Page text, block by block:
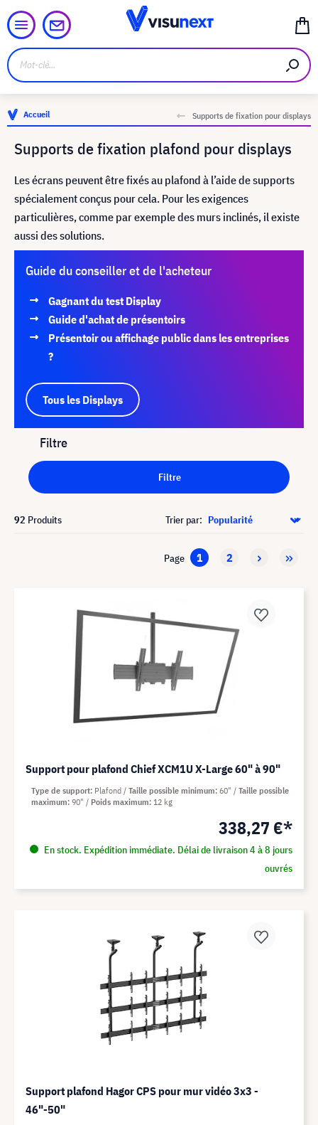
Accueil Supports de fixation pour displays
Supports de fixation plafond pour displays
Les écrans peuvent être fixés au plafond à l’aide de supports
spécialement conçus pour cela. Pour les exigences
particulières, comme par exemple des murs inclinés, il existe
aussi des solutions.
Guide du conseiller et de l'acheteur
Gagnant du test Display
Guide d'achat de présentoirs
Présentoir ou affichage public dans les entreprises
?
Tous les Displays
Filtre
Filtre
92 Produits Trier par:
Page 1 2
Support pour plafond Chief XCM1U X-Large 60" à 90"
338,27 €*
En stock. Expédition immédiate. Délai de livraison 4 à 8 jours
ouvrés
Type de support Plafond Taille possible minimum 60"
Taille possible
maximum 90" Poids maximum 12 kg
Support plafond Hagor CPS pour mur vidéo 3x3 -
46"-50"